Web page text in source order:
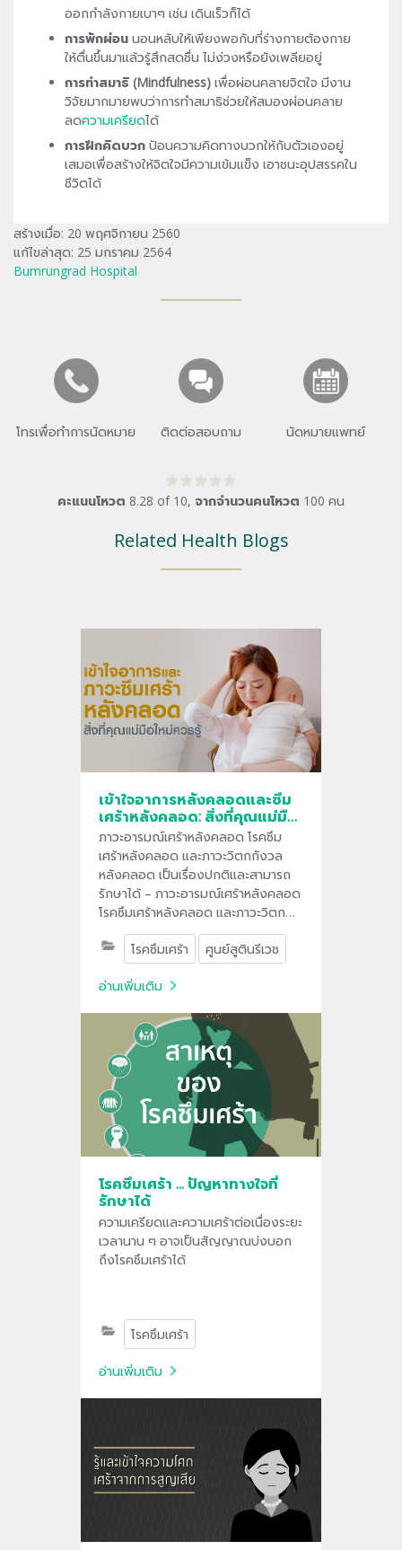
ออกกำลังกายเบาๆ เช่น เดินเร็วก็ได้
การพักผ่อน นอนหลับให้เพียงพอกับที่ร่างกายต้องกาย
ให้ตื่นขึ้นมาแล้วรู้สึกสดชื่น ไม่ง่วงหรือยังเพลียอยู่
การทำสมาธิ (Mindfulness) เพื่อผ่อนคลายจิตใจ มีงาน
วิจัยมากมายพบว่าการทำสมาธิช่วยให้สมองผ่อนคลาย
ลดความเครียดได้
การฝึกคิดบวก ป้อนความคิดทางบวกให้กับตัวเองอยู่
เสมอเพื่อสร้างให้จิตใจมีความเข้มแข็ง เอาชนะอุปสรรคใน
ชีวิตได้
สร้างเมื่อ: 20 พฤศจิกายน 2560
แก้ไขล่าสุด: 25 มกราคม 2564
Bumrungrad Hospital
โทรเพื่อทำการนัดหมาย ติดต่อสอบถาม นัดหมายแพทย์
คะแนนโหวต 8.28 of 10, จากจำนวนคนโหวต 100 คน
Related Health Blogs
เข้าใจอาการหลังคลอดและซึม
เศร้าหลังคลอด: สิ่งที่คุณแม่มือ
ใหม่ควรรู้
ภาวะอารมณ์เศร้าหลังคลอด โรคซึม
เศร้าหลังคลอด และภาวะวิตกกังวล
หลังคลอด เป็นเรื่องปกติและสามารถ
รักษาได้ – ภาวะอารมณ์เศร้าหลังคลอด
โรคซึมเศร้าหลังคลอด และภาวะวิตก
กังวลหลังคลอด เป็นเรื่องปกติและ
สามารถรักษาได้ – คุณไม่ได้เจอเรื่อง
อย่างนี้อยู่คนเดียว
โรคซึมเศร้า ศูนย์สูตินรีเวช
อ่านเพิ่มเติม
โรคซึมเศร้า ... ปัญหาทางใจที่
รักษาได้
ความเครียดและความเศร้าต่อเนื่องระยะ
เวลานาน ๆ อาจเป็นสัญญาณบ่งบอก
ถึงโรคซึมเศร้าได้
โรคซึมเศร้า
อ่านเพิ่มเติม